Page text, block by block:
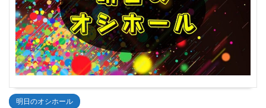
明日のオシホール